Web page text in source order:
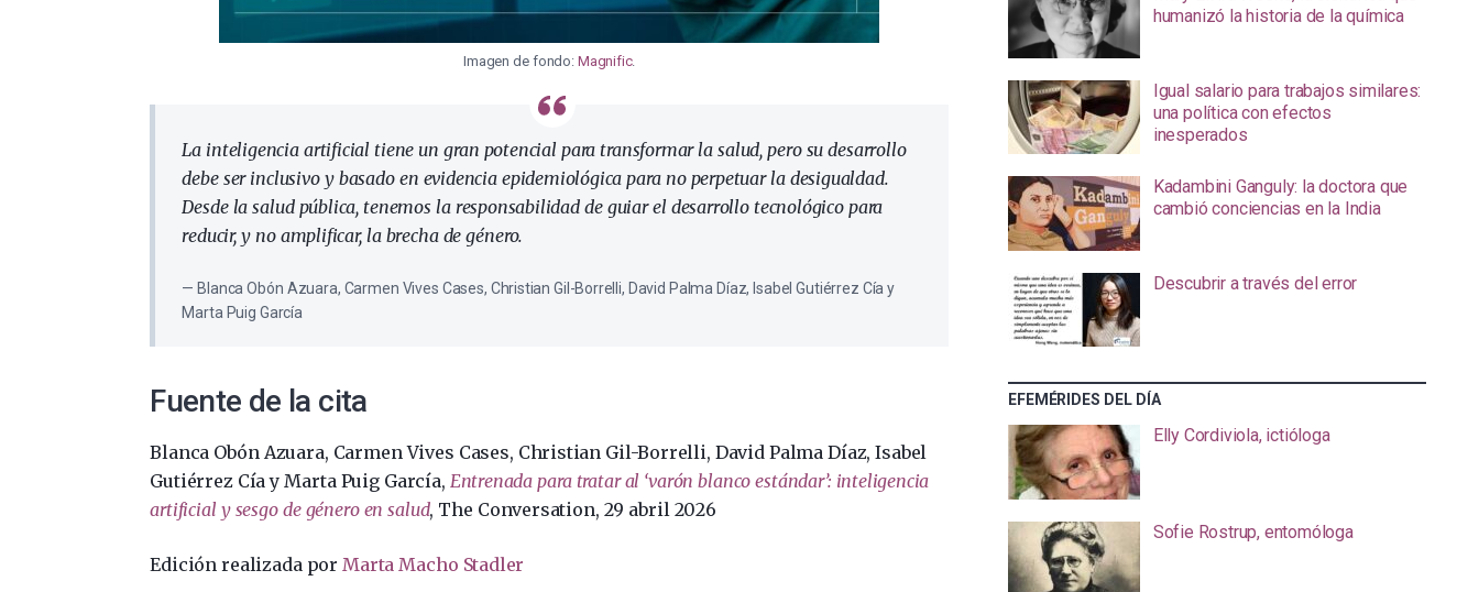
Imagen de fondo: Magnific.
La inteligencia artificial tiene un gran potencial para transformar la salud, pero su desarrollo
debe ser inclusivo y basado en evidencia epidemiológica para no perpetuar la desigualdad.
Desde la salud pública, tenemos la responsabilidad de guiar el desarrollo tecnológico para
reducir, y no amplificar, la brecha de género.
Blanca Obón Azuara, Carmen Vives Cases, Christian Gil-Borrelli, David Palma Díaz, Isabel Gutiérrez Cía y
Marta Puig García
Fuente de la cita
Blanca Obón Azuara, Carmen Vives Cases, Christian Gil-Borrelli, David Palma Díaz, Isabel
Gutiérrez Cía y Marta Puig García, Entrenada para tratar al ‘varón blanco estándar’: inteligencia
artificial y sesgo de género en salud, The Conversation, 29 abril 2026
Edición realizada por Marta Macho Stadler
humanizó la historia de la química
Igual salario para trabajos similares:
una política con efectos
inesperados
Kadambini Ganguly: la doctora que
cambió conciencias en la India
Descubrir a través del error
EFEMÉRIDES DEL DÍA
Elly Cordiviola, ictióloga
Sofie Rostrup, entomóloga